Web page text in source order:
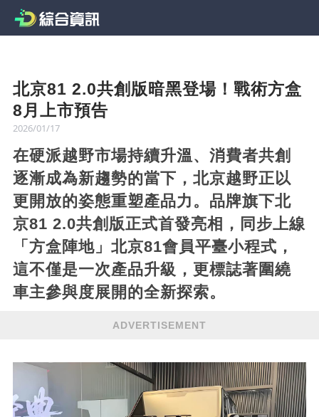
北京81 2.0共創版暗黑登場！戰術方盒
8月上市預告
2026/01/17
在硬派越野市場持續升溫、消費者共創
逐漸成為新趨勢的當下，北京越野正以
更開放的姿態重塑產品力。品牌旗下北
京81 2.0共創版正式首發亮相，同步上線
「方盒陣地」北京81會員平臺小程式，
這不僅是一次產品升級，更標誌著圍繞
車主參與度展開的全新探索。
ADVERTISEMENT